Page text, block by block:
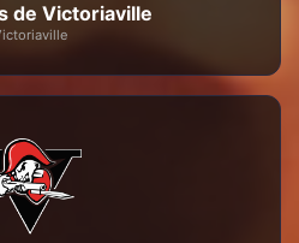
de Victoriaville